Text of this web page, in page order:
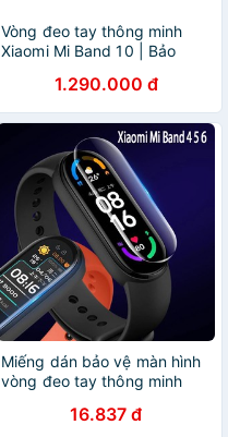
Vòng đeo tay thông minh
Xiaomi Mi Band 10 | Bảo
GiaPhucStore | Hàng Chính
Hãng
1.290.000 đ
Miếng dán bảo vệ màn hình
vòng đeo tay thông minh
16.837 đ